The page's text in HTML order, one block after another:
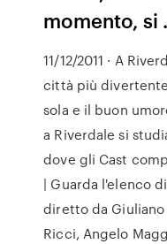
momento, si
11/12/2011 · A
città più
sola e il buon
a Riverdale si
dove gli Cast
| Guarda l'elenco
diretto da Giuliano
Ricci, Angelo